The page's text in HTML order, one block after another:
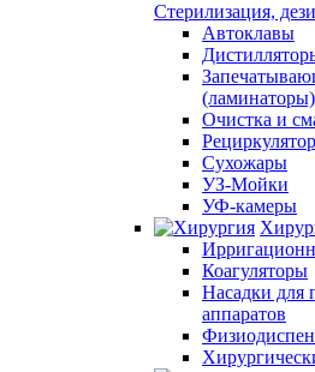
Стерилизация,
Автоклавы
(ламинаторы)
Очистка и
Сухожары
УЗ-Мойки
УФ-камеры
Коагуляторы
Насадки для
аппаратов